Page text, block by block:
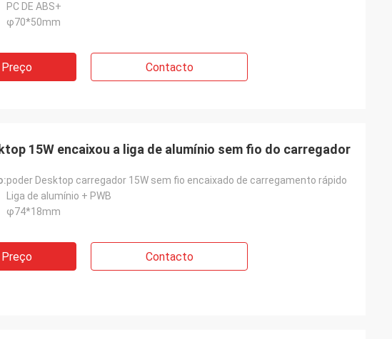
PC DE ABS+
φ70*50mm
Contacto
15W encaixou a liga de alumínio sem fio do carregador
poder Desktop carregador 15W sem fio encaixado de carregamento rápido
Liga de alumínio + PWB
φ74*18mm
Contacto